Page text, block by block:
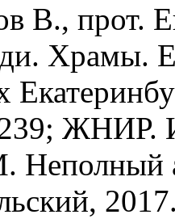
В., прот.
Храмы.
ЖНИР.
Неполный